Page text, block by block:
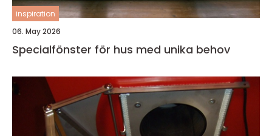
inspiration
06. May 2026
Specialfönster för hus med unika behov